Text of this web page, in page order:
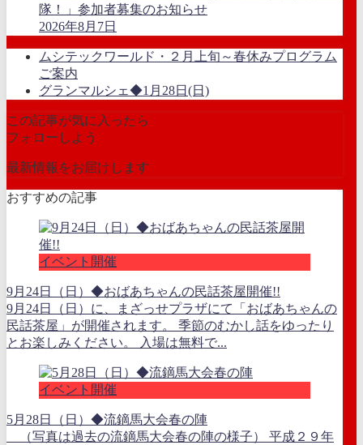
隊！」参加者募集のお知らせ
2026年8月7日
ムシテックワールド・２月上旬～春休みプログラム
ご案内
グランマルシェ◆1月28日(日)
この記事が気に入ったら
フォローしよう
最新情報をお届けします
おすすめの記事
イベント開催
9月24日（日）◆おばあちゃんの民話茶屋開催!!
9月24日（日）に、まざっせプラザにて「おばあちゃんの
民話茶屋」が開催されます。 季節のむかし話をゆったり
とお楽しみください。 入場は無料で...
イベント開催
5月28日（日）◆流鏑馬大会春の陣
（写真は過去の流鏑馬大会春の陣の様子） 平成２９年